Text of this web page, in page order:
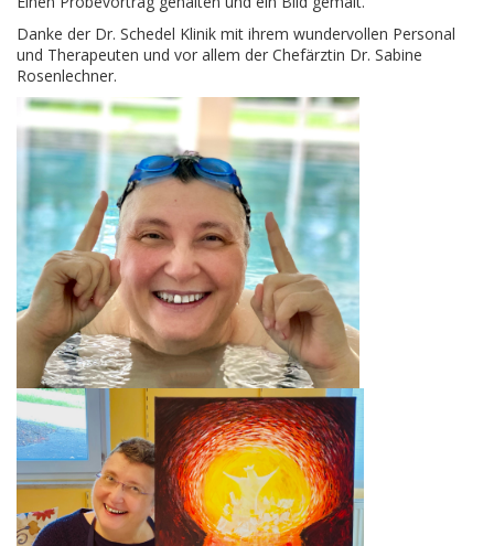
Danke der Dr. Schedel Klinik mit ihrem wundervollen Personal
und Therapeuten und vor allem der Chefärztin Dr. Sabine
Rosenlechner.